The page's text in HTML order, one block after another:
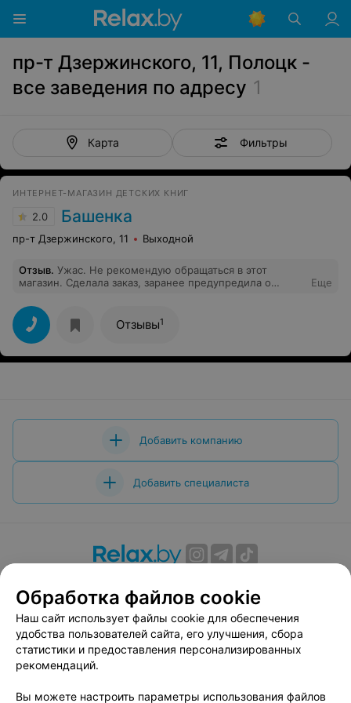
пр-т Дзержинского, 11, Полоцк -
все заведения по адресу 1
Карта Фильтры
ИНТЕРНЕТ-МАГАЗИН ДЕТСКИХ КНИГ
2.0 Башенка
пр-т Дзержинского, 11 Выходной
Отзыв. Ужас. Не рекомендую обращаться в этот
магазин. Сделала заказ, заранее предупредила о
будет сделано. А в пт,когда позвонила сказали, что в
лучшем случае доставят через неделю. На мое
замечание, что можно предупредить клиентов,
сообщили, что у нас 100 клиентов и что
нецелесообразно предупреждать всех.
Еще
Отзывы1
Добавить компанию
Добавить специалиста
Вакансии
Публичный договор
Способы оплаты
Публичный договор по использованию сервиса
«Афиша»
Пользовательское соглашение
Обработка файлов cookie
Наш сайт использует файлы cookie для обеспечения
удобства пользователей сайта, его улучшения, сбора
статистики и предоставления персонализированных
рекомендаций.
Вы можете настроить параметры использования файлов